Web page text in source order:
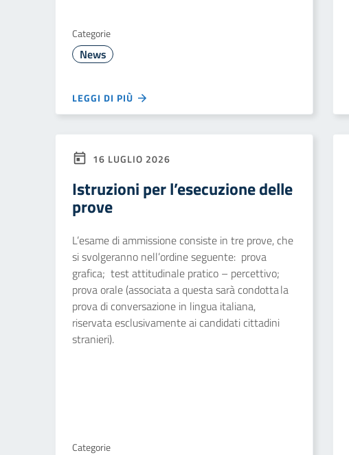
Categorie
News
LEGGI DI PIÙ
16 LUGLIO 2026
Istruzioni per l’esecuzione delle
prove
L’esame di ammissione consiste in tre prove, che
si svolgeranno nell’ordine seguente: prova
grafica; test attitudinale pratico – percettivo;
prova orale (associata a questa sarà condotta la
prova di conversazione in lingua italiana,
riservata esclusivamente ai candidati cittadini
stranieri).
Categorie